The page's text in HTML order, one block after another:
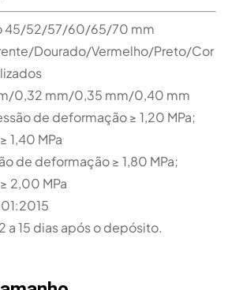
45/52/57/60/65/70 mm
Dourado/Vermelho/Preto/Cor
0,32 mm/0,35 mm/0,40 mm
de deformação ≥ 1,20 MPa;
1,40 MPa
de deformação ≥ 1,80 MPa;
2,00 MPa
a 15 dias após o depósito.